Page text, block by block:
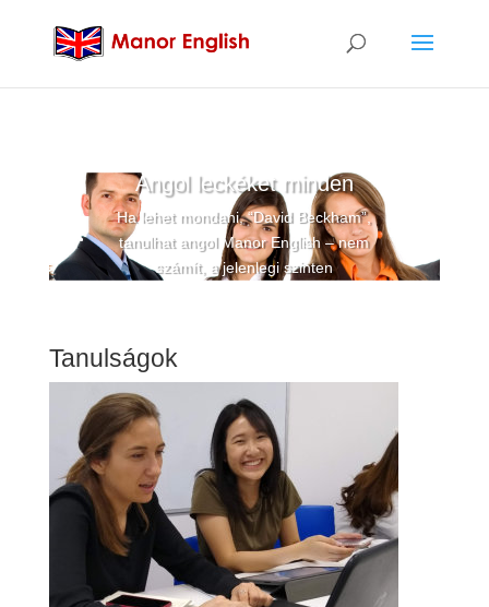
Angol leckéket minden
Ha lehet mondani, “David Beckham”,
tanulhat angol Manor English – nem
számít, a jelenlegi szinten
Tanulságok